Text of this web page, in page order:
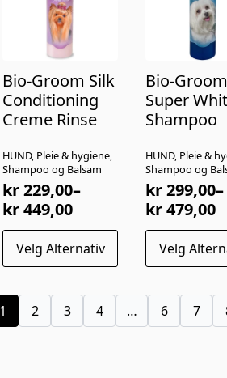
produktsiden
HUND, Pleie & hygiene,
Shampoo og Balsam
Bio-Groom Silk
Conditioning
Creme Rinse
kr229,00–
kr449,00
Prisområde:
kr 229,00
til
kr 449,00
Velg Alternativ
Dette
produktet
flere
varianter.
Alternativene
HUND, Pleie &
Shampoo og
Bio-Groom
Super
Shampoo
kr299,00–
kr479,00
kr 299,00
til
kr 479,00
Velg
Dette
produktet
flere
varianter.
Alternativene
1 2 3 4 … 6 7